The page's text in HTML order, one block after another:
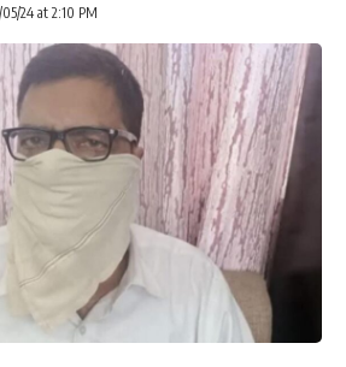
24 at 2:10 PM